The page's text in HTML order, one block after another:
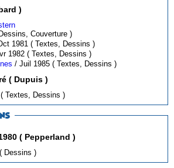
)
Dessins, Couverture )
/ Oct 1981 ( Textes, Dessins )
/ Avr 1982 ( Textes, Dessins )
/ Juil 1985 ( Textes, Dessins )
Le Trombone Illustré ( Dupuis )
/ Sep 2009 ( Textes, Dessins )
( Pepperland )
/ Jan 1980 ( Dessins )